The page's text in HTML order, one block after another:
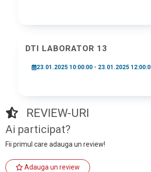
DTI LABORATOR 13
23.01.2025 10:00:00 - 23.01.2025
REVIEW-URI
Ai participat?
Fii primul care adauga un review!
Adauga un review